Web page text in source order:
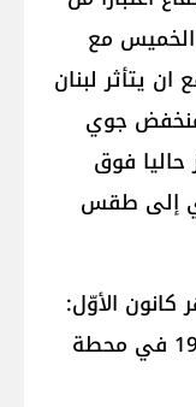
الخميس مع
يتأثر لبنان
جوي
فوق
إلى طقس
الأوّل:
بين 13 و21 في بيروت، وبين 10 و19 في محطة